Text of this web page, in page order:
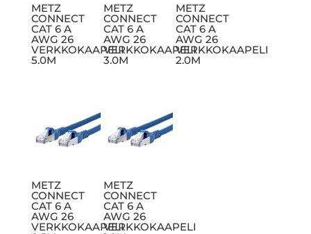
METZ
CONNECT
CAT 6 A
AWG 26
VERKKOKAAPELI
5.0M
METZ
CONNECT
CAT 6 A
AWG 26
VERKKOKAAPELI
3.0M
METZ
CONNECT
CAT 6 A
AWG 26
VERKKOKAAPELI
2.0M
METZ
CONNECT
CAT 6 A
AWG 26
VERKKOKAAPELI
METZ
CONNECT
CAT 6 A
AWG 26
VERKKOKAAPELI